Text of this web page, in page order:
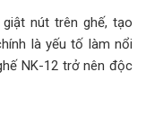
nút trên ghế, tạo
là yếu tố làm nổi
NK-12 trở nên độc